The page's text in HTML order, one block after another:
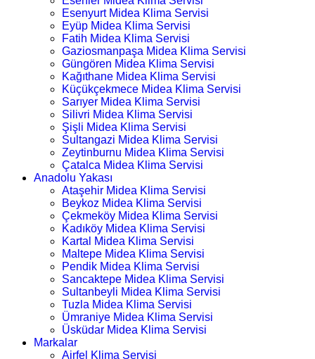
Esenyurt Midea Klima Servisi
Eyüp Midea Klima Servisi
Fatih Midea Klima Servisi
Gaziosmanpaşa Midea Klima Servisi
Güngören Midea Klima Servisi
Kağıthane Midea Klima Servisi
Küçükçekmece Midea Klima Servisi
Sarıyer Midea Klima Servisi
Silivri Midea Klima Servisi
Şişli Midea Klima Servisi
Sultangazi Midea Klima Servisi
Zeytinburnu Midea Klima Servisi
Çatalca Midea Klima Servisi
Anadolu Yakası
Ataşehir Midea Klima Servisi
Beykoz Midea Klima Servisi
Çekmeköy Midea Klima Servisi
Kadıköy Midea Klima Servisi
Kartal Midea Klima Servisi
Maltepe Midea Klima Servisi
Pendik Midea Klima Servisi
Sancaktepe Midea Klima Servisi
Sultanbeyli Midea Klima Servisi
Tuzla Midea Klima Servisi
Ümraniye Midea Klima Servisi
Üsküdar Midea Klima Servisi
Markalar
Airfel Klima Servisi